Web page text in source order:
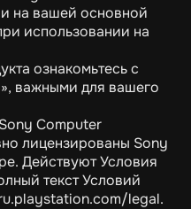
на вашей основной
использовании на
ознакомьтесь с
важными для вашего
Computer
лицензированы Sony
Действуют Условия
текст Условий
legal.